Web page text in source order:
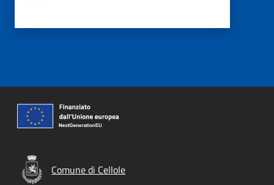
Comune di Cellole